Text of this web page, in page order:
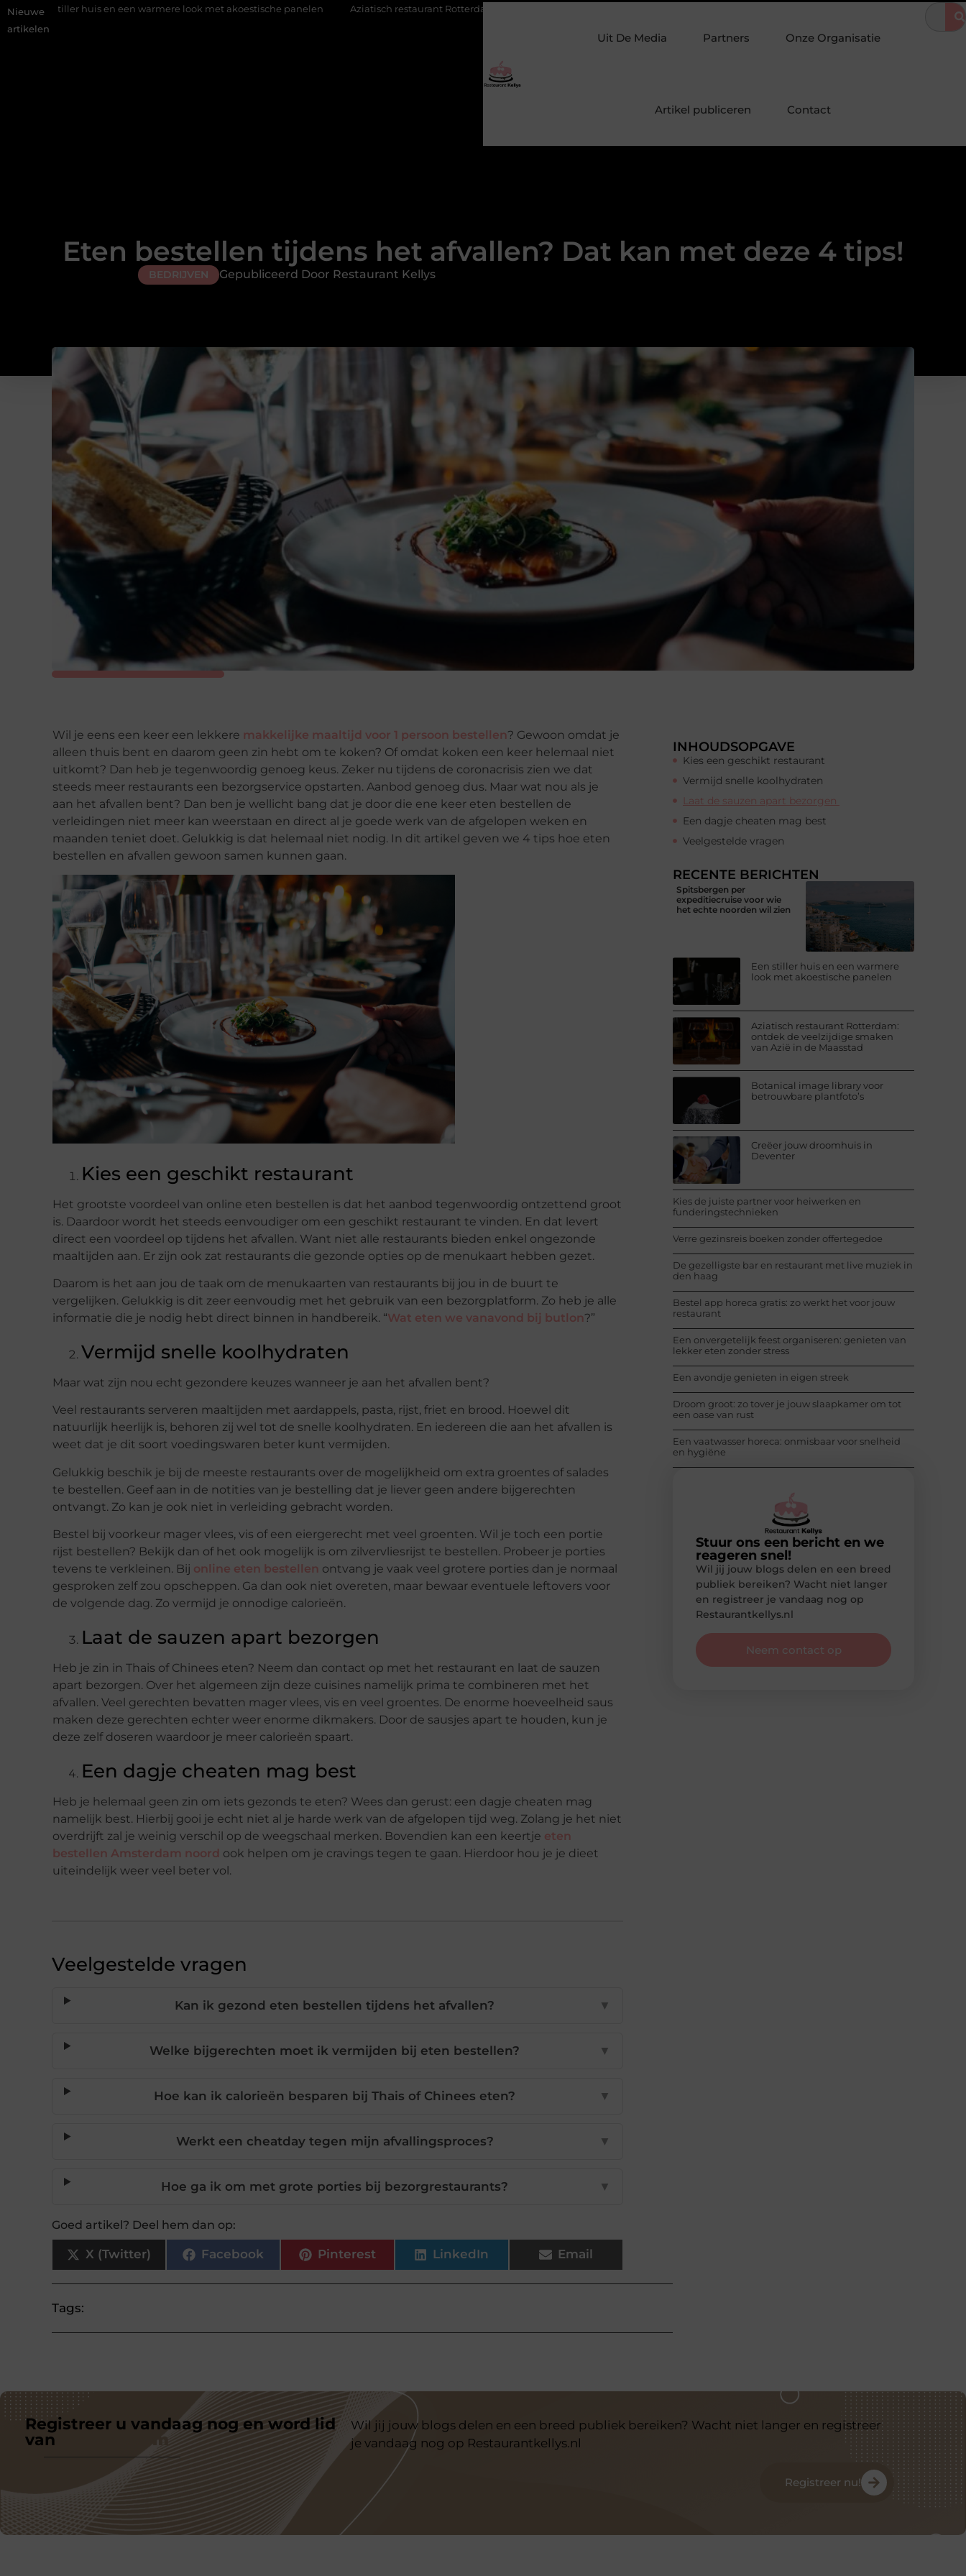
Nieuwe
artikelen
en een warmere look met akoestische panelen Aziatisch restaurant Rotterdam: ontdek de veelzijdige smaken van Azië in de Maasstad
Uit De Media Partners Onze Organisatie
Artikel publiceren Contact
Eten bestellen tijdens het afvallen? Dat kan met deze 4 tips!
BEDRIJVEN Gepubliceerd Door Restaurant Kellys
Wil je eens een keer een lekkere makkelijke maaltijd voor 1 persoon bestellen? Gewoon omdat je
alleen thuis bent en daarom geen zin hebt om te koken? Of omdat koken een keer helemaal niet
uitkomt? Dan heb je tegenwoordig genoeg keus. Zeker nu tijdens de coronacrisis zien we dat
steeds meer restaurants een bezorgservice opstarten. Aanbod genoeg dus. Maar wat nou als je
aan het afvallen bent? Dan ben je wellicht bang dat je door die ene keer eten bestellen de
verleidingen niet meer kan weerstaan en direct al je goede werk van de afgelopen weken en
maanden teniet doet. Gelukkig is dat helemaal niet nodig. In dit artikel geven we 4 tips hoe eten
bestellen en afvallen gewoon samen kunnen gaan.
Kies een geschikt restaurant
Het grootste voordeel van online eten bestellen is dat het aanbod tegenwoordig ontzettend groot
is. Daardoor wordt het steeds eenvoudiger om een geschikt restaurant te vinden. En dat levert
direct een voordeel op tijdens het afvallen. Want niet alle restaurants bieden enkel ongezonde
maaltijden aan. Er zijn ook zat restaurants die gezonde opties op de menukaart hebben gezet.
Daarom is het aan jou de taak om de menukaarten van restaurants bij jou in de buurt te
vergelijken. Gelukkig is dit zeer eenvoudig met het gebruik van een bezorgplatform. Zo heb je alle
informatie die je nodig hebt direct binnen in handbereik. “Wat eten we vanavond bij butlon?”
Vermijd snelle koolhydraten
Maar wat zijn nou echt gezondere keuzes wanneer je aan het afvallen bent?
Veel restaurants serveren maaltijden met aardappels, pasta, rijst, friet en brood. Hoewel dit
natuurlijk heerlijk is, behoren zij wel tot de snelle koolhydraten. En iedereen die aan het afvallen is
weet dat je dit soort voedingswaren beter kunt vermijden.
Gelukkig beschik je bij de meeste restaurants over de mogelijkheid om extra groentes of salades
te bestellen. Geef aan in de notities van je bestelling dat je liever geen andere bijgerechten
ontvangt. Zo kan je ook niet in verleiding gebracht worden.
Bestel bij voorkeur mager vlees, vis of een eiergerecht met veel groenten. Wil je toch een portie
rijst bestellen? Bekijk dan of het ook mogelijk is om zilvervliesrijst te bestellen. Probeer je porties
tevens te verkleinen. Bij online eten bestellen ontvang je vaak veel grotere porties dan je normaal
gesproken zelf zou opscheppen. Ga dan ook niet overeten, maar bewaar eventuele leftovers voor
de volgende dag. Zo vermijd je onnodige calorieën.
Laat de sauzen apart bezorgen
Heb je zin in Thais of Chinees eten? Neem dan contact op met het restaurant en laat de sauzen
apart bezorgen. Over het algemeen zijn deze cuisines namelijk prima te combineren met het
afvallen. Veel gerechten bevatten mager vlees, vis en veel groentes. De enorme hoeveelheid saus
maken deze gerechten echter weer enorme dikmakers. Door de sausjes apart te houden, kun je
deze zelf doseren waardoor je meer calorieën spaart.
Een dagje cheaten mag best
Heb je helemaal geen zin om iets gezonds te eten? Wees dan gerust: een dagje cheaten mag
namelijk best. Hierbij gooi je echt niet al je harde werk van de afgelopen tijd weg. Zolang je het niet
overdrijft zal je weinig verschil op de weegschaal merken. Bovendien kan een keertje eten
bestellen Amsterdam noord ook helpen om je cravings tegen te gaan. Hierdoor hou je je dieet
uiteindelijk weer veel beter vol.
Veelgestelde vragen
Kan ik gezond eten bestellen tijdens het afvallen? ▼
Welke bijgerechten moet ik vermijden bij eten bestellen? ▼
Hoe kan ik calorieën besparen bij Thais of Chinees eten? ▼
Werkt een cheatday tegen mijn afvallingsproces? ▼
Hoe ga ik om met grote porties bij bezorgrestaurants? ▼
Goed artikel? Deel hem dan op:
X (Twitter) Facebook Pinterest LinkedIn Email
Tags:
INHOUDSOPGAVE
Kies een geschikt restaurant
Vermijd snelle koolhydraten
Laat de sauzen apart bezorgen
Een dagje cheaten mag best
Veelgestelde vragen
RECENTE BERICHTEN
Spitsbergen per
expeditiecruise voor wie
het echte noorden wil zien
Een stiller huis en een warmere
look met akoestische panelen
Aziatisch restaurant Rotterdam:
ontdek de veelzijdige smaken
van Azië in de Maasstad
Botanical image library voor
betrouwbare plantfoto’s
Creëer jouw droomhuis in
Deventer
Kies de juiste partner voor heiwerken en
funderingstechnieken
Verre gezinsreis boeken zonder offertegedoe
De gezelligste bar en restaurant met live muziek in
den haag
Bestel app horeca gratis: zo werkt het voor jouw
restaurant
Een onvergetelijk feest organiseren: genieten van
lekker eten zonder stress
Een avondje genieten in eigen streek
Droom groot: zo tover je jouw slaapkamer om tot
een oase van rust
Een vaatwasser horeca: onmisbaar voor snelheid
en hygiëne
Stuur ons een bericht en we
reageren snel!
Wil jij jouw blogs delen en een breed
publiek bereiken? Wacht niet langer
en registreer je vandaag nog op
Restaurantkellys.nl
Neem contact op
Registreer u vandaag nog en word lid
van
Wil jij jouw blogs delen en een breed publiek bereiken? Wacht niet langer en registreer
je vandaag nog op Restaurantkellys.nl
Registreer nu!